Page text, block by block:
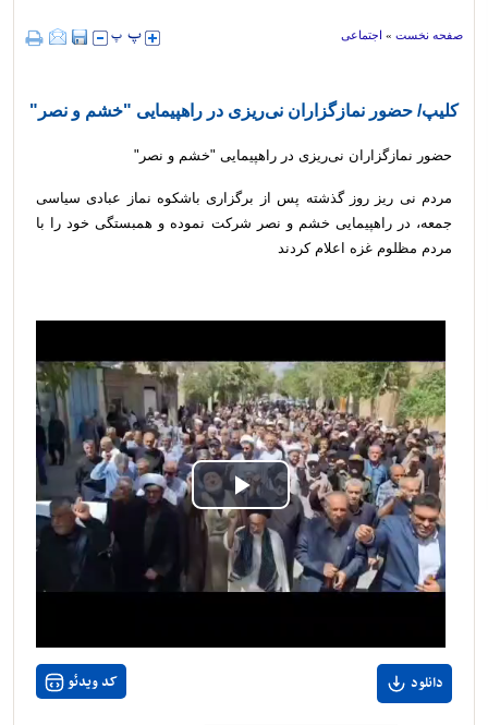
صفحه نخست » اجتماعی
کلیپ/ حضور نمازگزاران نی‌ریزی در راهپیمایی "خشم و نصر"
حضور نمازگزاران نی‌ریزی در راهپیمایی "خشم و نصر"
مردم نی ریز روز گذشته پس از برگزاری باشکوه نماز عبادی سیاسی
جمعه، در راهپیمایی خشم و نصر شرکت نموده و همبستگی خود را با
مردم مظلوم غزه اعلام کردند
Play
Video
دانلود کد ویدئو